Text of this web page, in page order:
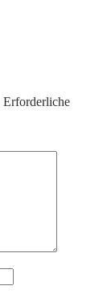
Erforderliche